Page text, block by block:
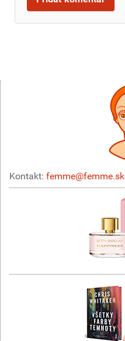
Kontakt: femme@femme.sk